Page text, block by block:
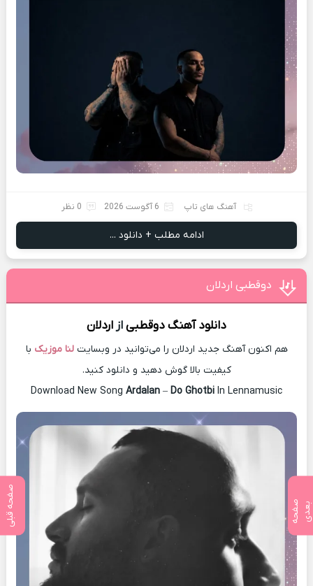
آهنگ های تاپ 6 آگوست 2026 0 نظر
ادامه مطلب + دانلود ...
دوقطبی اردلان
دانلود آهنگدوقطبیازاردلان
هم اکنون آهنگ جدید اردلان را می‌توانید در وبسایتلنا موزیک با
کیفیت بالا گوش دهید و دانلود کنید.
Download New Song Ardalan – Do Ghotbi In Lennamusic
ص
ف
ح
ه ب ع
د ی صفحه قبلی